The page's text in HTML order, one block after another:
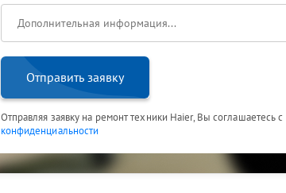
Отправить заявку
Отправляя заявку на ремонт техники Haier, Вы соглашаетесь с
конфиденциальности